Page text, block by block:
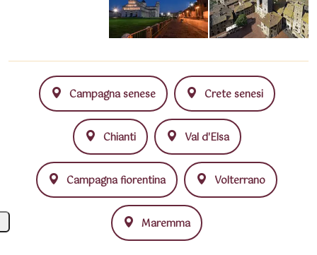
Campagna senese Crete senesi
Chianti Val d'Elsa
Campagna fiorentina Volterrano
Maremma